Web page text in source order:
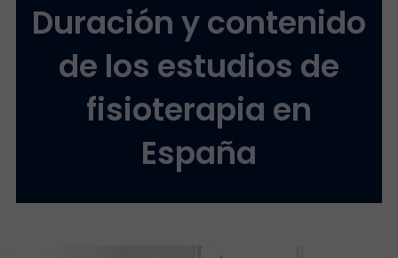
Duración y contenido
de los estudios de
fisioterapia en
España